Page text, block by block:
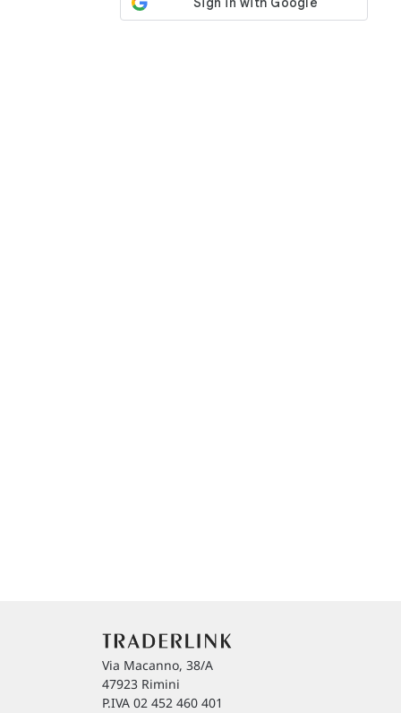
Via Macanno, 38/A
47923 Rimini
P.IVA 02 452 460 401